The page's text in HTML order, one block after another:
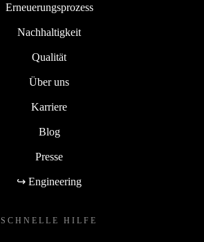
Erneuerungsprozess
Nachhaltigkeit
Qualität
Über uns
Karriere
Blog
Presse
↪ Engineering
SCHNELLE HILFE